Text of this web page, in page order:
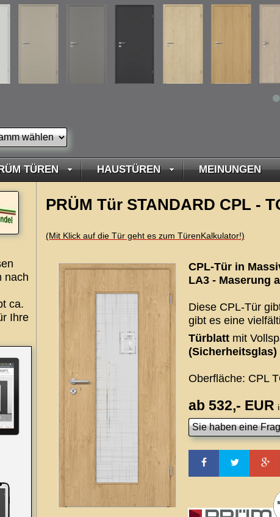
TÜREN HAUSTÜREN MEINUNGEN
PRÜM Tür STANDARD CPL -
(Mit Klick auf die Tür geht es zum TürenKalkulator!)
CPL-Tür in
LA3 - Maserung
Diese CPL-Tür
gibt es eine
Türblatt mit
(Sicherheitsglas)
Oberfläche: CPL
ab 532,- EUR
nach
ca.
Ihre